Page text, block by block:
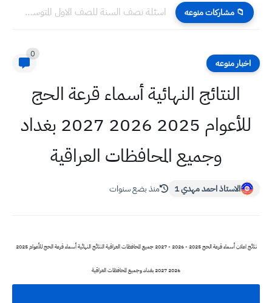
📁 مشاركات منوعه اسئلة نصف السنة للصف الاول المتوسط 2023 مع الحل
اخبار منوعه
0
النتائج النهائية أسماء قرعة الحج
للأعوام 2025 2026 2027 بغداد
وجميع المحافظات العراقية
الاستاذ احمد مهدي 1 منذ بضع سنوات
نتائج اعلان أسماء قرعة الحج 2025 - 2026 - 2027 جميع المحافظات العراقية النتائج النهائية أسماء قرعة الحج للأعوام 2025
2026 2027 بغداد وجميع المحافظات العراقية